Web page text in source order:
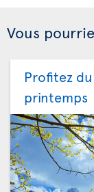
Vous
Profitez
printemps